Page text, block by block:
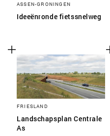
ASSEN-GRONINGEN
Ideeënronde fietssnelweg
FRIESLAND
Landschapsplan Centrale
As